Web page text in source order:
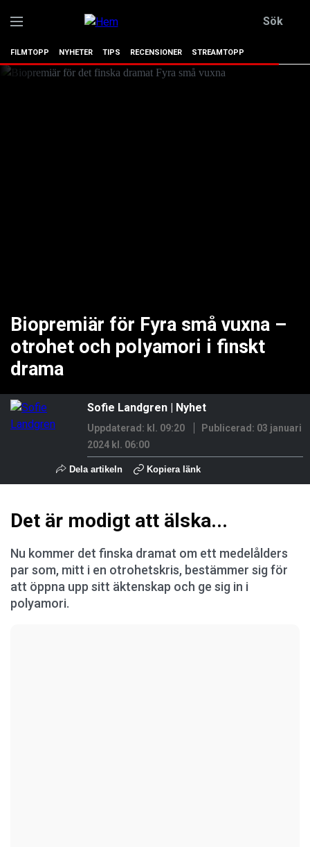
Sök
FILMTOPP NYHETER TIPS RECENSIONER STREAMTOPP
Biopremiär för Fyra små vuxna –
otrohet och polyamori i finskt
drama
Sofie Landgren | Nyhet
Uppdaterad: kl. 09:20 Publicerad: 03 januari
2024 kl. 06:00
Dela artikeln Kopiera länk
Det är modigt att älska...
Nu kommer det finska dramat om ett medelålders
par som, mitt i en otrohetskris, bestämmer sig för
att öppna upp sitt äktenskap och ge sig in i
polyamori.